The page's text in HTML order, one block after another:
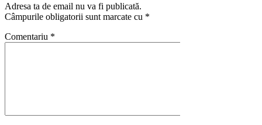
Adresa ta de email nu va fi publicată.
Câmpurile obligatorii sunt marcate cu *
Comentariu *